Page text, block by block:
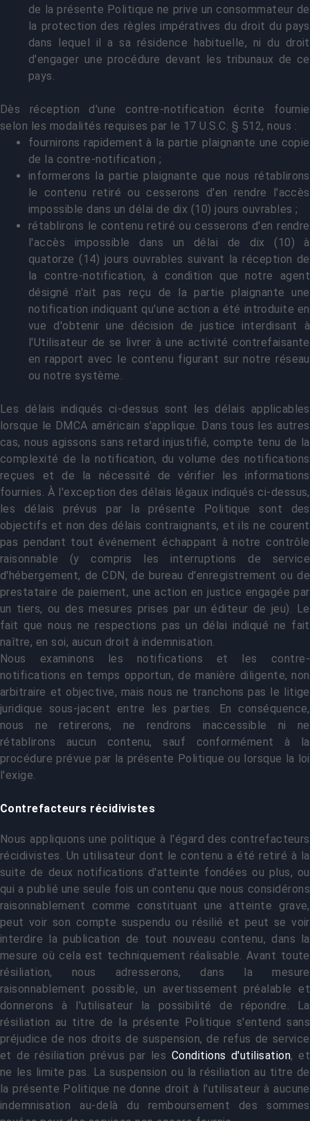
de la présente Politique ne prive un consommateur de
la protection des règles impératives du droit du pays
dans lequel il a sa résidence habituelle, ni du droit
d'engager une procédure devant les tribunaux de ce
pays.
Dès réception d'une contre-notification écrite fournie
selon les modalités requises par le 17 U.S.C. § 512, nous :
fournirons rapidement à la partie plaignante une copie
de la contre-notification ;
informerons la partie plaignante que nous rétablirons
le contenu retiré ou cesserons d'en rendre l'accès
impossible dans un délai de dix (10) jours ouvrables ;
rétablirons le contenu retiré ou cesserons d'en rendre
l'accès impossible dans un délai de dix (10) à
quatorze (14) jours ouvrables suivant la réception de
la contre-notification, à condition que notre agent
désigné n'ait pas reçu de la partie plaignante une
notification indiquant qu'une action a été introduite en
vue d'obtenir une décision de justice interdisant à
l'Utilisateur de se livrer à une activité contrefaisante
en rapport avec le contenu figurant sur notre réseau
ou notre système.
Les délais indiqués ci-dessus sont les délais applicables
lorsque le DMCA américain s'applique. Dans tous les autres
cas, nous agissons sans retard injustifié, compte tenu de la
complexité de la notification, du volume des notifications
reçues et de la nécessité de vérifier les informations
fournies. À l'exception des délais légaux indiqués ci-dessus,
les délais prévus par la présente Politique sont des
objectifs et non des délais contraignants, et ils ne courent
pas pendant tout événement échappant à notre contrôle
raisonnable (y compris les interruptions de service
d'hébergement, de CDN, de bureau d'enregistrement ou de
prestataire de paiement, une action en justice engagée par
un tiers, ou des mesures prises par un éditeur de jeu). Le
fait que nous ne respections pas un délai indiqué ne fait
naître, en soi, aucun droit à indemnisation.
Nous examinons les notifications et les contre-
notifications en temps opportun, de manière diligente, non
arbitraire et objective, mais nous ne tranchons pas le litige
juridique sous-jacent entre les parties. En conséquence,
nous ne retirerons, ne rendrons inaccessible ni ne
rétablirons aucun contenu, sauf conformément à la
procédure prévue par la présente Politique ou lorsque la loi
l'exige.
Contrefacteurs récidivistes
Nous appliquons une politique à l'égard des contrefacteurs
récidivistes. Un utilisateur dont le contenu a été retiré à la
suite de deux notifications d'atteinte fondées ou plus, ou
qui a publié une seule fois un contenu que nous considérons
raisonnablement comme constituant une atteinte grave,
peut voir son compte suspendu ou résilié et peut se voir
interdire la publication de tout nouveau contenu, dans la
mesure où cela est techniquement réalisable. Avant toute
résiliation, nous adresserons, dans la mesure
raisonnablement possible, un avertissement préalable et
donnerons à l'utilisateur la possibilité de répondre. La
résiliation au titre de la présente Politique s'entend sans
préjudice de nos droits de suspension, de refus de service
et de résiliation prévus par les Conditions d'utilisation, et
ne les limite pas. La suspension ou la résiliation au titre de
la présente Politique ne donne droit à l'utilisateur à aucune
indemnisation au-delà du remboursement des sommes